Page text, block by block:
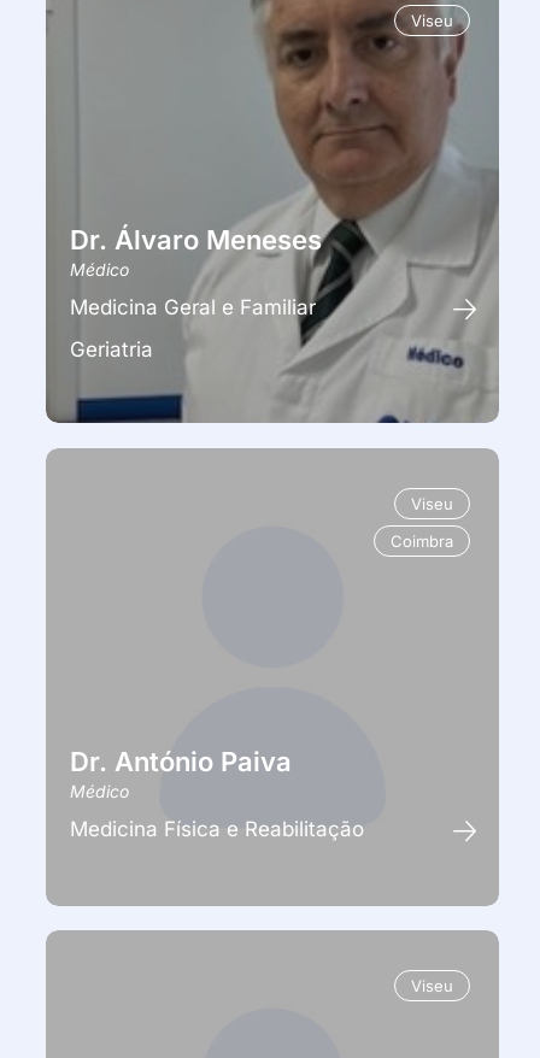
Viseu
Dr. Álvaro Meneses
Médico
Medicina Geral e Familiar
Geriatria
Viseu
Coimbra
Dr. António Paiva
Médico
Medicina Física e Reabilitação
Viseu